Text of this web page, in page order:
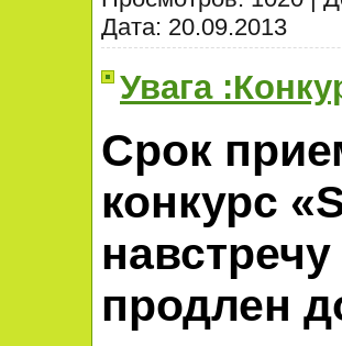
Дата: 20.09.2013
Увага
Cрок
конкурс
продлен